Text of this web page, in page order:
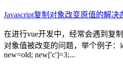
Javascript复制对象改变原值的解决
在进行vue开发中，经常会遇到复
对象值被改变的问题，举个例子：
new=old; new['c']=3;...